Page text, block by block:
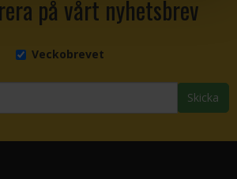
på vårt nyhetsbrev
Veckobrevet
Skicka